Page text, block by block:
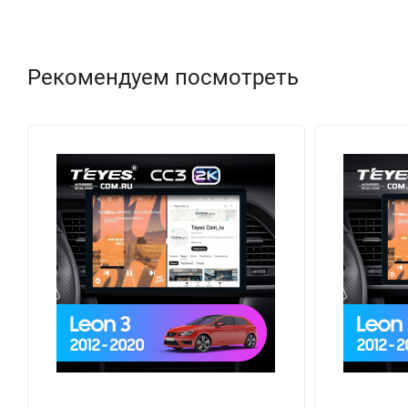
Рекомендуем посмотреть